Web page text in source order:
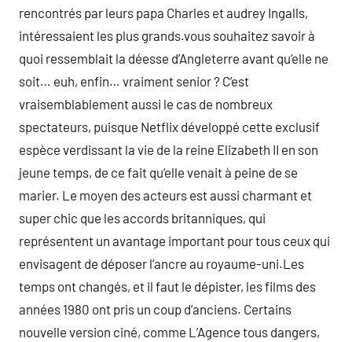
rencontrés par leurs papa Charles et audrey Ingalls,
intéressaient les plus grands.vous souhaitez savoir à
quoi ressemblait la déesse d’Angleterre avant qu’elle ne
soit… euh, enfin… vraiment senior ? C’est
vraisemblablement aussi le cas de nombreux
spectateurs, puisque Netflix développé cette exclusif
espèce verdissant la vie de la reine Elizabeth II en son
jeune temps, de ce fait qu’elle venait à peine de se
marier. Le moyen des acteurs est aussi charmant et
super chic que les accords britanniques, qui
représentent un avantage important pour tous ceux qui
envisagent de déposer l’ancre au royaume-uni.Les
temps ont changés, et il faut le dépister, les films des
années 1980 ont pris un coup d’anciens. Certains
nouvelle version ciné, comme L’Agence tous dangers,